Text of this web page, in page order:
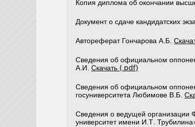
Копия диплома об окончании
Документ о сдаче кандидатских
Автореферат Гончарова А.Б.
Сведения об официальном
А.И.Скачать (.pdf)
Сведения об официальном
госуниверситета Любимове В.Б.
Сведения о ведущей организации
университет имени И.Т.